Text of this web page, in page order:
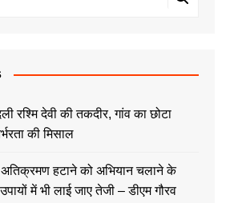
रश्मि देवी की तकदीर, गांव का छोटा
की मिसाल
से अतिक्रमण हटाने को अभियान चलाने के
में भी लाई जाए तेजी – डीएम गौरव